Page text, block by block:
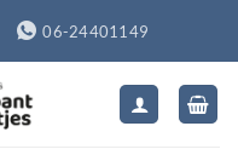
06-24401149